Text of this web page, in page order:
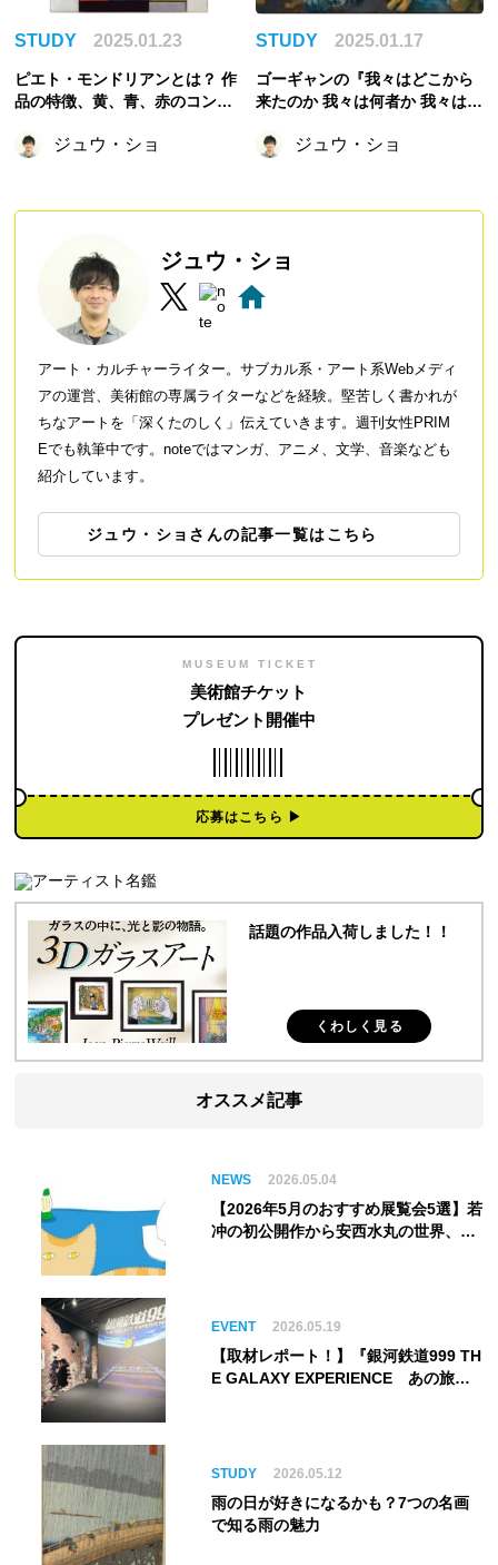
STUDY 2025.01.23
ピエト・モンドリアンとは？ 作
品の特徴、黄、青、赤のコンポ
ジュウ・ショ
STUDY 2025.01.17
ゴーギャンの『我々はどこから
来たのか 我々は何者か 我々はど
ジュウ・ショ
ジュウ・ショ
アート・カルチャーライター。サブカル系・アート系Webメディ
アの運営、美術館の専属ライターなどを経験。堅苦しく書かれが
ちなアートを「深くたのしく」伝えていきます。週刊女性PRIM
Eでも執筆中です。noteではマンガ、アニメ、文学、音楽なども
紹介しています。
ジュウ・ショさんの記事一覧はこちら
MUSEUM TICKET
美術館チケット
プレゼント開催中
応募はこちら ▶︎
話題の作品入荷しました！！
くわしく見る
オススメ記事
NEWS 2026.05.04
【2026年5月のおすすめ展覧会5選】若
冲の初公開作から安西水丸の世界、そ
EVENT 2026.05.19
【取材レポート！】『銀河鉄道999 TH
E GALAXY EXPERIENCE あの旅
ム】
STUDY 2026.05.12
雨の日が好きになるかも？7つの名画
で知る雨の魅力